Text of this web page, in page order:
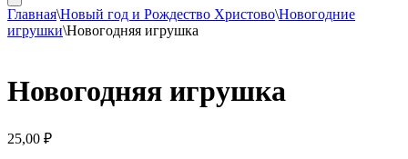
Главная\Новый год и Рождество Христово\Новогодние
игрушки\Новогодняя игрушка
Новогодняя игрушка
25,00 ₽